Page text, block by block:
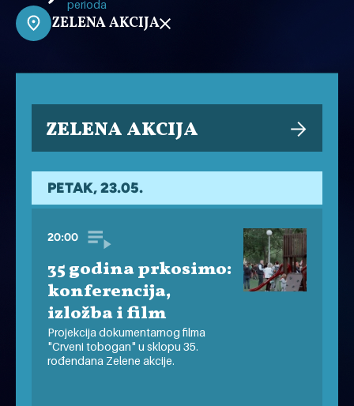
perioda
ZELENA AKCIJA
ZELENA AKCIJA
PETAK, 23.05.
20:00
35 godina prkosimo:
konferencija,
izložba i film
Projekcija dokumentarnog filma
"Crveni tobogan" u sklopu 35.
rođendana Zelene akcije.